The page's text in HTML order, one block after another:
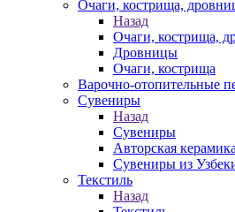
Очаги, кострища,
Назад
Очаги, кострища,
Дровницы
Очаги, кострища
Варочно-отопительные
Сувениры
Назад
Сувениры
Авторская
Сувениры из
Текстиль
Назад